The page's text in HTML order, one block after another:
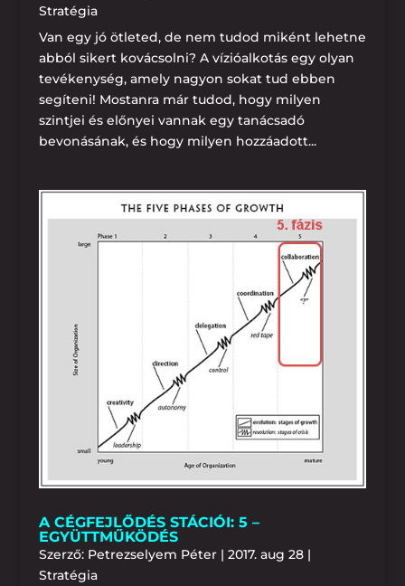
Stratégia
Van egy jó ötleted, de nem tudod miként lehetne
abból sikert kovácsolni? A vízióalkotás egy olyan
tevékenység, amely nagyon sokat tud ebben
segíteni! Mostanra már tudod, hogy milyen
szintjei és előnyei vannak egy tanácsadó
bevonásának, és hogy milyen hozzáadott...
A CÉGFEJLŐDÉS STÁCIÓI: 5 –
EGYÜTTMŰKÖDÉS
Szerző: Petrezselyem Péter| 2017. aug 28|
Stratégia